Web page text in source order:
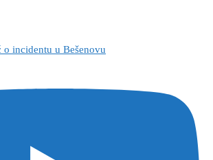
incidentu u Bešenovu